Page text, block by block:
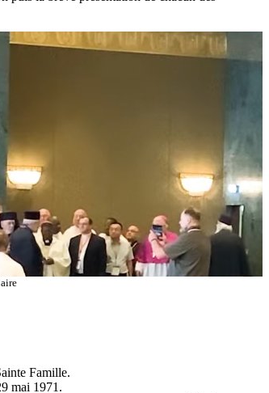
Famille.
mai 1971.